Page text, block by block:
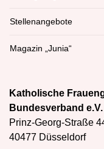
Stellenangebote
Magazin „Junia“
Katholische
Bundesverband e.V.
Prinz-Georg-Straße
40477 Düsseldorf